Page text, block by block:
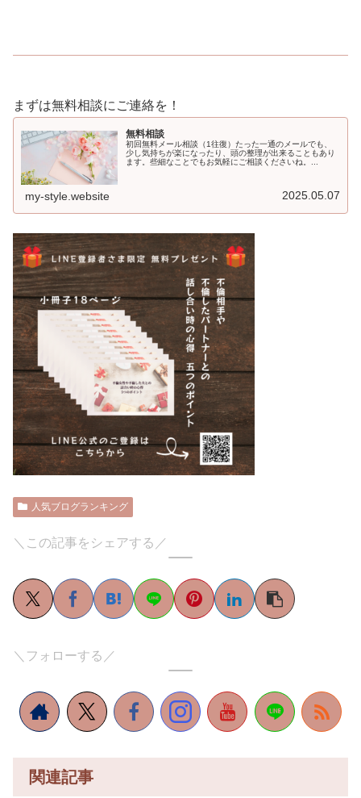
まずは無料相談にご連絡を！
無料相談
初回無料メール相談（1往復）たった一通のメールでも、
少し気持ちが楽になったり、頭の整理が出来ることもあり
ます。些細なことでもお気軽にご相談くださいね。...
my-style.website 2025.05.07
人気ブログランキング
＼この記事をシェアする／
＼フォローする／
関連記事